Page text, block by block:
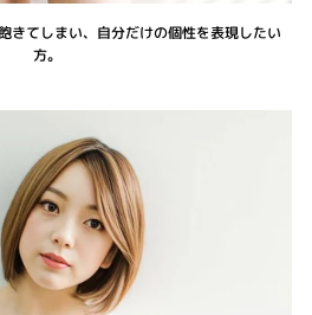
きてしまい、自分だけの個性を表現したい
方。